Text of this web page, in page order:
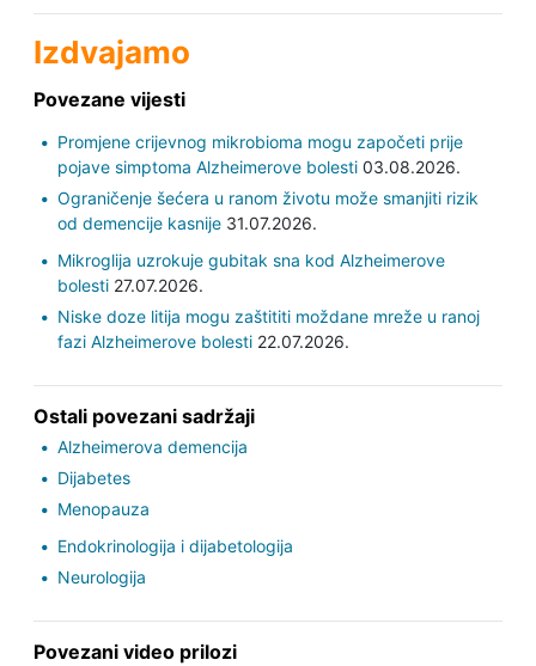
Izdvajamo
Povezane vijesti
Promjene crijevnog mikrobioma mogu započeti prije
pojave simptoma Alzheimerove bolesti03.08.2026.
Ograničenje šećera u ranom životu može smanjiti rizik
od demencije kasnije31.07.2026.
Mikroglija uzrokuje gubitak sna kod Alzheimerove
bolesti27.07.2026.
Niske doze litija mogu zaštititi moždane mreže u ranoj
fazi Alzheimerove bolesti22.07.2026.
Ostali povezani sadržaji
Alzheimerova demencija
Dijabetes
Menopauza
Endokrinologija i dijabetologija
Neurologija
Povezani video prilozi